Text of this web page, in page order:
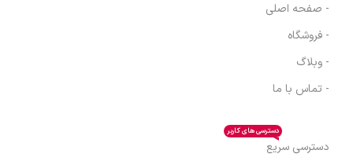
- صفحه اصلی
- فروشگاه
- وبلاگ
- تماس با ما
دسترسی سریع
دسترسی های کاربر